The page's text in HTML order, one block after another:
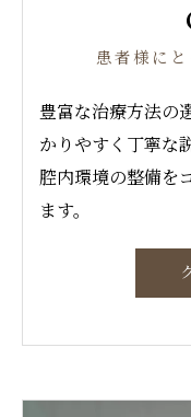
患者様に
豊富な治療方法の
かりやすく丁寧な
腔内環境の整備を
ます。